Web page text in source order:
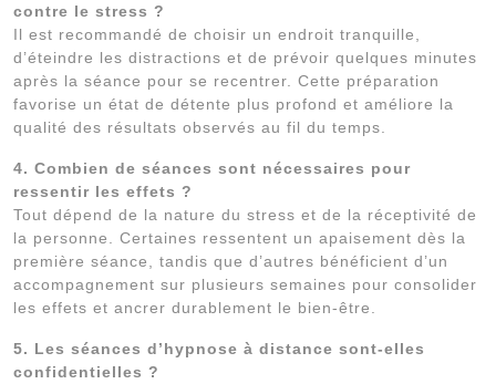
contre le stress ?
Il est recommandé de choisir un endroit tranquille,
d’éteindre les distractions et de prévoir quelques minutes
après la séance pour se recentrer. Cette préparation
favorise un état de détente plus profond et améliore la
qualité des résultats observés au fil du temps.
4. Combien de séances sont nécessaires pour
ressentir les effets ?
Tout dépend de la nature du stress et de la réceptivité de
la personne. Certaines ressentent un apaisement dès la
première séance, tandis que d’autres bénéficient d’un
accompagnement sur plusieurs semaines pour consolider
les effets et ancrer durablement le bien-être.
5. Les séances d’hypnose à distance sont-elles
confidentielles ?